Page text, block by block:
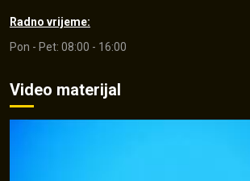
Radno vrijeme:
Pon - Pet: 08:00 - 16:00
Video materijal